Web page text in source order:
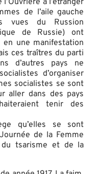
de l’aile gauche
vues du Russion
de Russie) ont
une manifestation
ces traîtres du parti
d’autres pays ne
d’organiser
socialistes se sont
aller dans des pays
tenir des
qu’elles se sont
de la Femme
tsarisme et de la